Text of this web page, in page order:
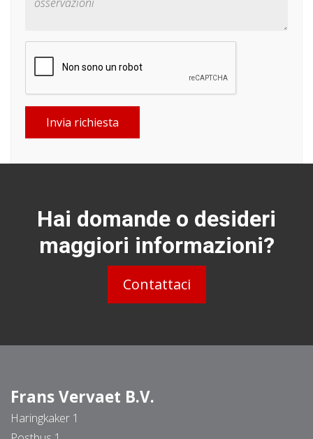
Invia richiesta
Hai domande o desideri
maggiori informazioni?
Contattaci
Frans Vervaet B.V.
Haringkaker 1